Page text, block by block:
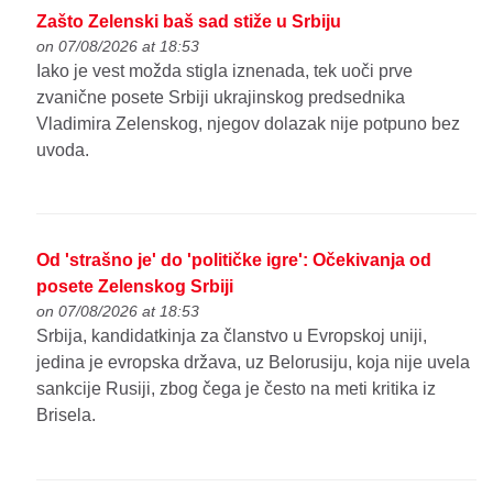
Zašto Zelenski baš sad stiže u Srbiju
on 07/08/2026 at 18:53
Iako je vest možda stigla iznenada, tek uoči prve
zvanične posete Srbiji ukrajinskog predsednika
Vladimira Zelenskog, njegov dolazak nije potpuno bez
uvoda.
Od 'strašno je' do 'političke igre': Očekivanja od
posete Zelenskog Srbiji
on 07/08/2026 at 18:53
Srbija, kandidatkinja za članstvo u Evropskoj uniji,
jedina je evropska država, uz Belorusiju, koja nije uvela
sankcije Rusiji, zbog čega je često na meti kritika iz
Brisela.